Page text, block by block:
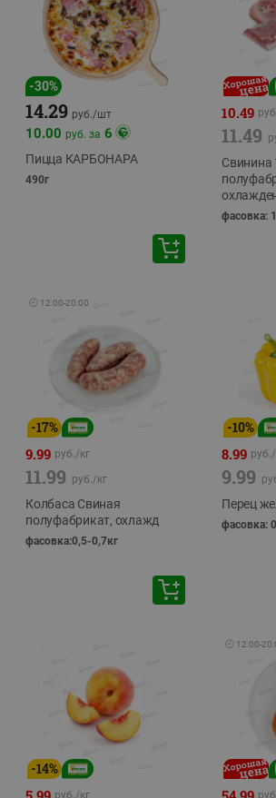
-30%
14.29 руб./шт
10.00 руб. за 6
Пицца КАРБОНАРА
490г
10.49
11.49
Свинина
фасовка:
🕘 12:00-20:00
-17%
9.99 руб./кг
11.99 руб./кг
Колбаса Свиная
полуфабрикат, охлажд
фасовка:0,5-0,7кг
-10%
8.99 руб./
9.99
Перец
фасовка:
-14%
руб./кг
🕘 12:00-